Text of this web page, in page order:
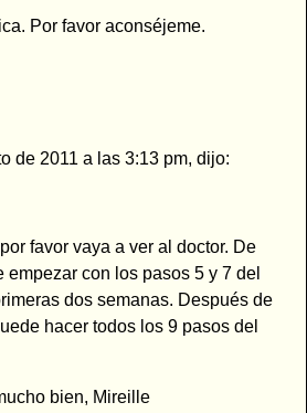
Por favor aconséjeme.
de 2011 a las 3:13 pm, dijo:
favor vaya a ver al doctor. De
empezar con los pasos 5 y 7 del
dos semanas. Después de
hacer todos los 9 pasos del
bien, Mireille